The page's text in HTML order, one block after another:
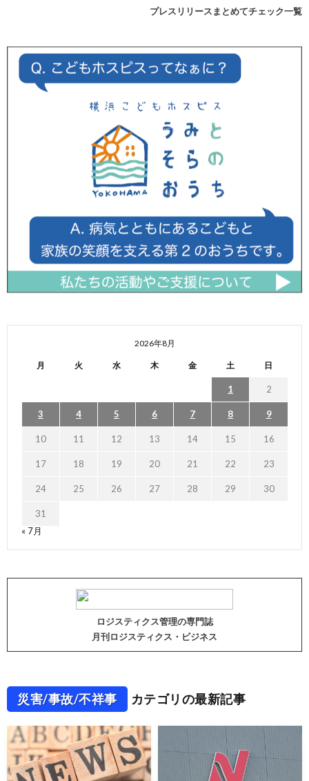
プレスリリースまとめてチェック一覧
2026年8月
月 火 水 木 金 土 日
1 2
3 4 5 6 7 8 9
10 11 12 13 14 15 16
17 18 19 20 21 22 23
24 25 26 27 28 29 30
31
« 7月
ロジスティクス管理の専門誌
月刊ロジスティクス・ビジネス
災害/事故/不祥事 カテゴリの最新記事